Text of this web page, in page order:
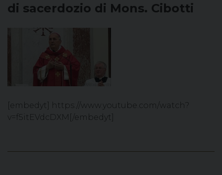
di sacerdozio di Mons. Cibotti
[embedyt] https://www.youtube.com/watch?
v=f5itEVdcDXM[/embedyt]